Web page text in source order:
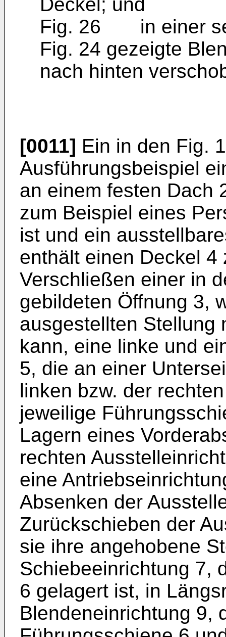
Fig. 26 in einer
Fig. 24 gezeigte
nach hinten
[0011] Ein in den Fig.
Ausführungsbeispiel
an einem festen Dach
zum Beispiel eines
ist und ein
enthält einen Deckel 4
Verschließen einer in
gebildeten Öffnung 3,
ausgestellten Stellung
kann, eine linke und
5, die an einer
linken bzw. der
jeweilige
Lagern eines
rechten
eine
Absenken der
Zurückschieben der
sie ihre angehobene
Schiebeeinrichtung 7,
6 gelagert ist, in
Blendeneinrichtung 9,